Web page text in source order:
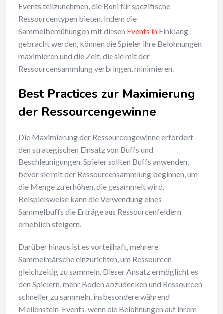
Events teilzunehmen, die Boni für spezifische
Ressourcentypen bieten. Indem die
Sammelbemühungen mit diesen Events in Einklang
gebracht werden, können die Spieler ihre Belohnungen
maximieren und die Zeit, die sie mit der
Ressourcensammlung verbringen, minimieren.
Best Practices zur Maximierung
der Ressourcengewinne
Die Maximierung der Ressourcengewinne erfordert
den strategischen Einsatz von Buffs und
Beschleunigungen. Spieler sollten Buffs anwenden,
bevor sie mit der Ressourcensammlung beginnen, um
die Menge zu erhöhen, die gesammelt wird.
Beispielsweise kann die Verwendung eines
Sammelbuffs die Erträge aus Ressourcenfeldern
erheblich steigern.
Darüber hinaus ist es vorteilhaft, mehrere
Sammelmärsche einzurichten, um Ressourcen
gleichzeitig zu sammeln. Dieser Ansatz ermöglicht es
den Spielern, mehr Boden abzudecken und Ressourcen
schneller zu sammeln, insbesondere während
Meilenstein-Events, wenn die Belohnungen auf ihrem